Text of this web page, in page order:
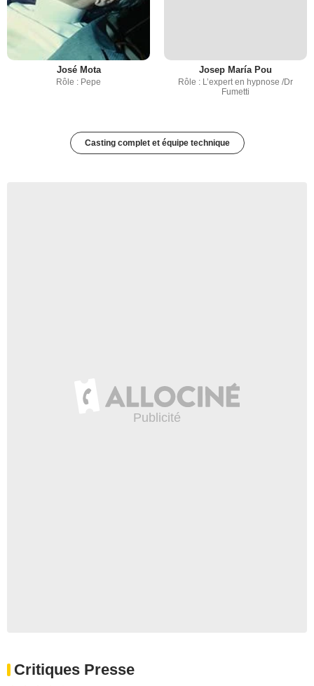
José Mota
Rôle : Pepe
Josep María Pou
Rôle : L’expert en hypnose /Dr
Fumetti
Casting complet et équipe technique
Critiques Presse